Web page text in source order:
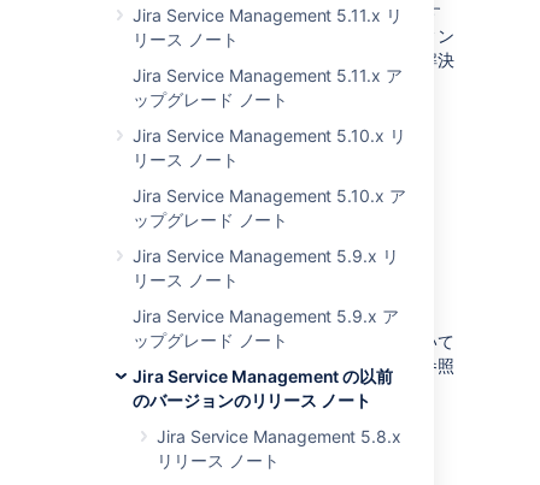
Jira Service Management 5.11.x リ
リース ノート
Jira Service Management 5.11.x ア
ップグレード ノート
Jira Service Management 5.10.x リ
リース ノート
Jira Service Management 5.10.x ア
ップグレード ノート
Jira Service Management 5.9.x リ
リース ノート
Jira Service Management 5.9.x ア
ップグレード ノート
Jira Service Management の以前
のバージョンのリリース ノート
Jira Service Management 5.8.x
リリース ノート
ッド ダンプの記録間隔。これらの設定を調整す
ることで、インスタンスのトラブルシューティン
グが強化されて問題をより迅速かつ効果的に解決
できるようになります。
サポート終了のお知ら
サポートされるプラットフォームの一覧について
サポート対象のプラットフォーム」を参照
してください。